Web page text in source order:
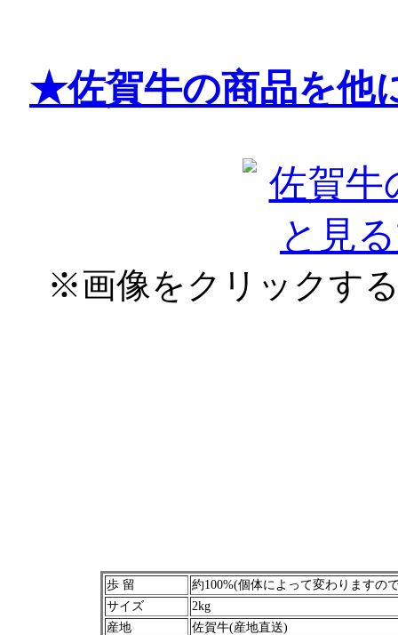
★佐賀牛の商品を他
※画像をクリックす
歩 留
約100%(個体によって変わりますの
サイズ
2kg
産地
佐賀牛(産地直送)